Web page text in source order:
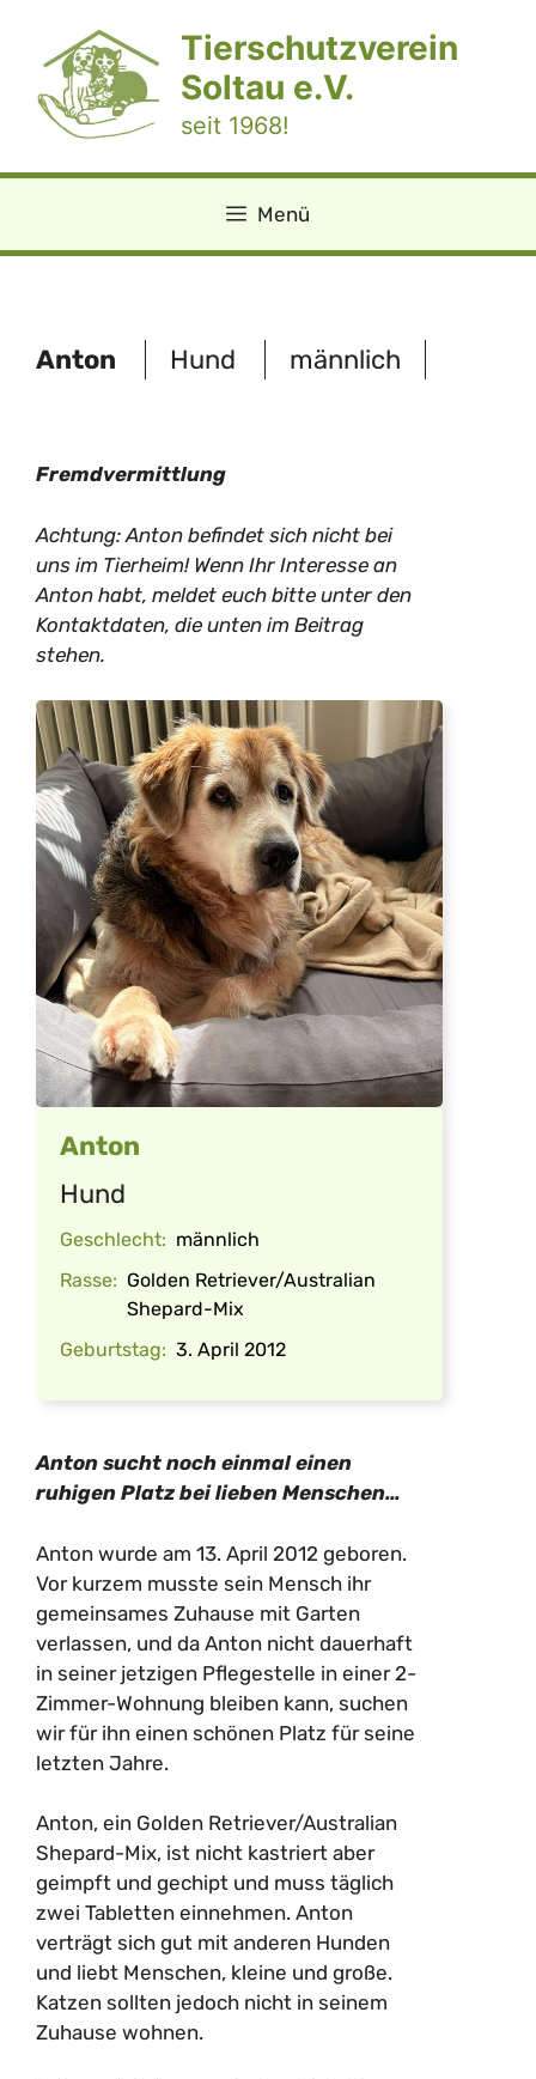
springen
Tierschutzverein
Soltau e.V.
seit 1968!
Menü
Anton Hund männlich
Fremdvermittlung
Achtung: Anton befindet sich nicht bei
uns im Tierheim! Wenn Ihr Interesse an
Anton habt, meldet euch bitte unter den
Kontaktdaten, die unten im Beitrag
stehen.
Anton
Hund
Geschlecht: männlich
Rasse: Golden Retriever/Australian
Shepard-Mix
Geburtstag: 3. April 2012
Anton sucht noch einmal einen
ruhigen Platz bei lieben Menschen…
Anton wurde am 13. April 2012 geboren.
Vor kurzem musste sein Mensch ihr
gemeinsames Zuhause mit Garten
verlassen, und da Anton nicht dauerhaft
in seiner jetzigen Pflegestelle in einer 2-
Zimmer-Wohnung bleiben kann, suchen
wir für ihn einen schönen Platz für seine
letzten Jahre.
Anton, ein Golden Retriever/Australian
Shepard-Mix, ist nicht kastriert aber
geimpft und gechipt und muss täglich
zwei Tabletten einnehmen. Anton
verträgt sich gut mit anderen Hunden
und liebt Menschen, kleine und große.
Katzen sollten jedoch nicht in seinem
Zuhause wohnen.